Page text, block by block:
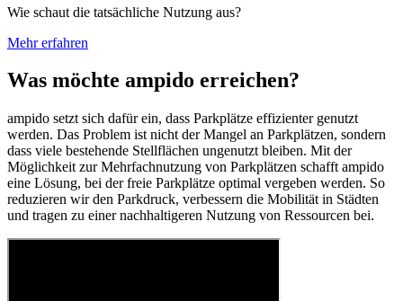
Wie schaut die tatsächliche Nutzung aus?
Mehr erfahren
Was möchte ampido erreichen?
ampido setzt sich dafür ein, dass Parkplätze effizienter genutzt
werden. Das Problem ist nicht der Mangel an Parkplätzen, sondern
dass viele bestehende Stellflächen ungenutzt bleiben. Mit der
Möglichkeit zur Mehrfachnutzung von Parkplätzen schafft ampido
eine Lösung, bei der freie Parkplätze optimal vergeben werden. So
reduzieren wir den Parkdruck, verbessern die Mobilität in Städten
und tragen zu einer nachhaltigeren Nutzung von Ressourcen bei.